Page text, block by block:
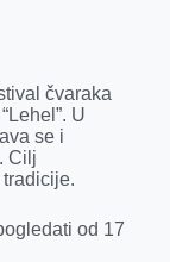
čvaraka
U
se i
Cilj
od 17